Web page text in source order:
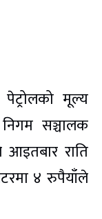
मूल्य
सञ्चालक
राति
४ रुपैयाँले